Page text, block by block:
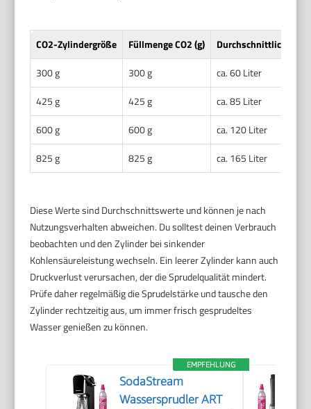
CO2-Zylindergröße Füllmenge CO2 (g)
Durchschnittliche
300 g
300 g
ca. 60 Liter
425 g
425 g
ca. 85 Liter
600 g
600 g
ca. 120 Liter
825 g
825 g ca. 165 Liter
Diese Werte sind Durchschnittswerte und können je nach
Nutzungsverhalten abweichen. Du solltest deinen Verbrauch
beobachten und den Zylinder bei sinkender
Kohlensäureleistung wechseln. Ein leerer Zylinder kann auch
Druckverlust verursachen, der die Sprudelqualität mindert.
Prüfe daher regelmäßig die Sprudelstärke und tausche den
Zylinder rechtzeitig aus, um immer frisch gesprudeltes
Wasser genießen zu können.
EMPFEHLUNG
SodaStream
Wassersprudler ART